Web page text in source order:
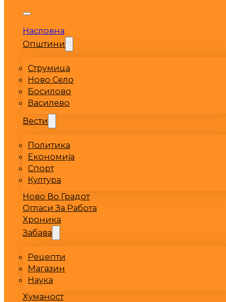
Насловна
Општини
Струмица
Ново Село
Босилово
Василево
Вести
Политика
Економија
Спорт
Култура
Ново Во Градот
Огласи За Работа
Хроника
Забава
Рецепти
Магазин
Наука
Хуманост